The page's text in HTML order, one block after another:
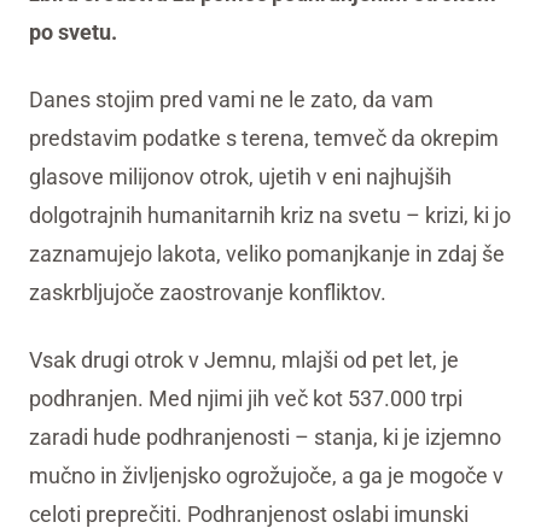
po svetu.
Danes stojim pred vami ne le zato, da vam
predstavim podatke s terena, temveč da okrepim
glasove milijonov otrok, ujetih v eni najhujših
dolgotrajnih humanitarnih kriz na svetu – krizi, ki jo
zaznamujejo lakota, veliko pomanjkanje in zdaj še
zaskrbljujoče zaostrovanje konfliktov.
Vsak drugi otrok v Jemnu, mlajši od pet let, je
podhranjen. Med njimi jih več kot 537.000 trpi
zaradi hude podhranjenosti – stanja, ki je izjemno
mučno in življenjsko ogrožujoče, a ga je mogoče v
celoti preprečiti. Podhranjenost oslabi imunski